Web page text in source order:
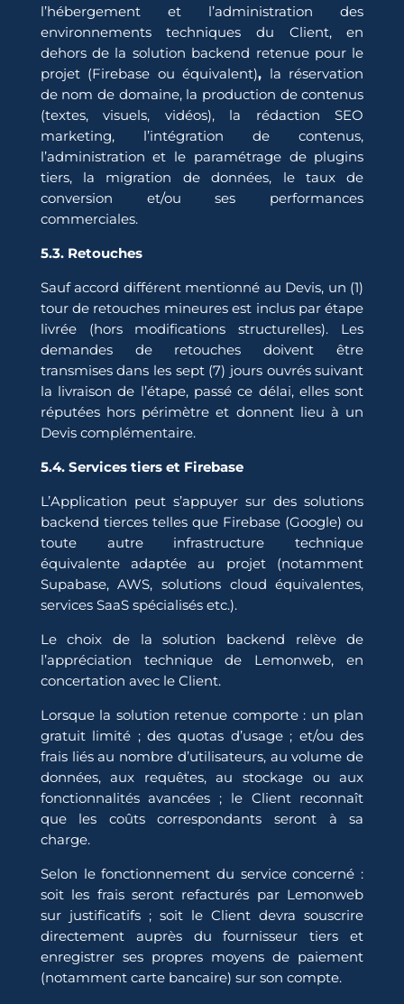
l’hébergement et l’administration des
environnements techniques du Client, en
dehors de la solution backend retenue pour le
projet (Firebase ou équivalent), la réservation
de nom de domaine, la production de contenus
(textes, visuels, vidéos), la rédaction SEO
marketing, l’intégration de contenus,
l’administration et le paramétrage de plugins
tiers, la migration de données, le taux de
conversion et/ou ses performances
commerciales.
5.3. Retouches
Sauf accord différent mentionné au Devis, un (1)
tour de retouches mineures est inclus par étape
livrée (hors modifications structurelles). Les
demandes de retouches doivent être
transmises dans les sept (7) jours ouvrés suivant
la livraison de l’étape, passé ce délai, elles sont
réputées hors périmètre et donnent lieu à un
Devis complémentaire.
5.4. Services tiers et Firebase
L’Application peut s’appuyer sur des solutions
backend tierces telles que Firebase (Google) ou
toute autre infrastructure technique
équivalente adaptée au projet (notamment
Supabase, AWS, solutions cloud équivalentes,
services SaaS spécialisés etc.).
Le choix de la solution backend relève de
l’appréciation technique de Lemonweb, en
concertation avec le Client.
Lorsque la solution retenue comporte : un plan
gratuit limité ; des quotas d’usage ; et/ou des
frais liés au nombre d’utilisateurs, au volume de
données, aux requêtes, au stockage ou aux
fonctionnalités avancées ; le Client reconnaît
que les coûts correspondants seront à sa
charge.
Selon le fonctionnement du service concerné :
soit les frais seront refacturés par Lemonweb
sur justificatifs ; soit le Client devra souscrire
directement auprès du fournisseur tiers et
enregistrer ses propres moyens de paiement
(notamment carte bancaire) sur son compte.